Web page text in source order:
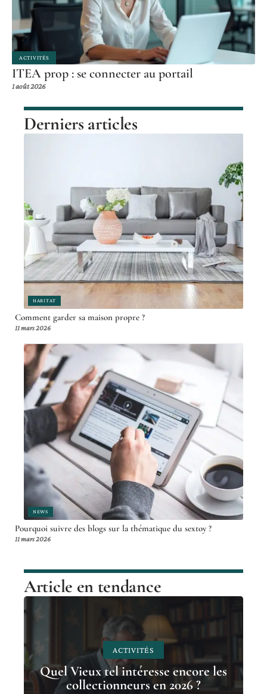
ACTIVITÉS
ITEA prop : se connecter au portail
1 août 2026
Derniers articles
HABITAT
Comment garder sa maison propre ?
11 mars 2026
NEWS
Pourquoi suivre des blogs sur la thématique du sextoy ?
11 mars 2026
Article en tendance
ACTIVITÉS
Quel Vieux tel intéresse encore les
collectionneurs en 2026 ?